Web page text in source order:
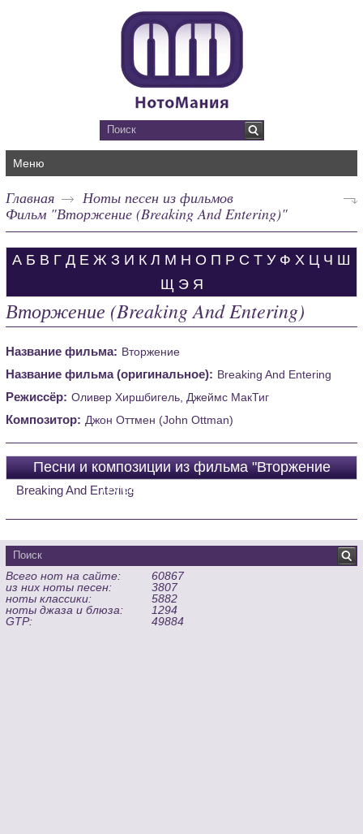
Меню
Главная
Ноты песен из фильмов
Фильм "Вторжение (Breaking And Entering)"
А Б В Г Д Е Ж З И К Л М Н О П Р С Т У Ф Х Ц Ч Ш
Щ Э Я
Вторжение (Breaking And Entering)
Название фильма: Вторжение
Название фильма (оригинальное): Breaking And Entering
Режиссёр: Оливер Хиршбигель, Джеймс МакТиг
Композитор: Джон Оттмен (John Ottman)
Песни и композиции из фильма "Вторжение
(Breaking And Entering)"
Breaking And Entering
Всего нот на сайте:
60867
из них ноты песен:
3807
ноты классики:
5882
ноты джаза и блюза:
1294
GTP:
49884